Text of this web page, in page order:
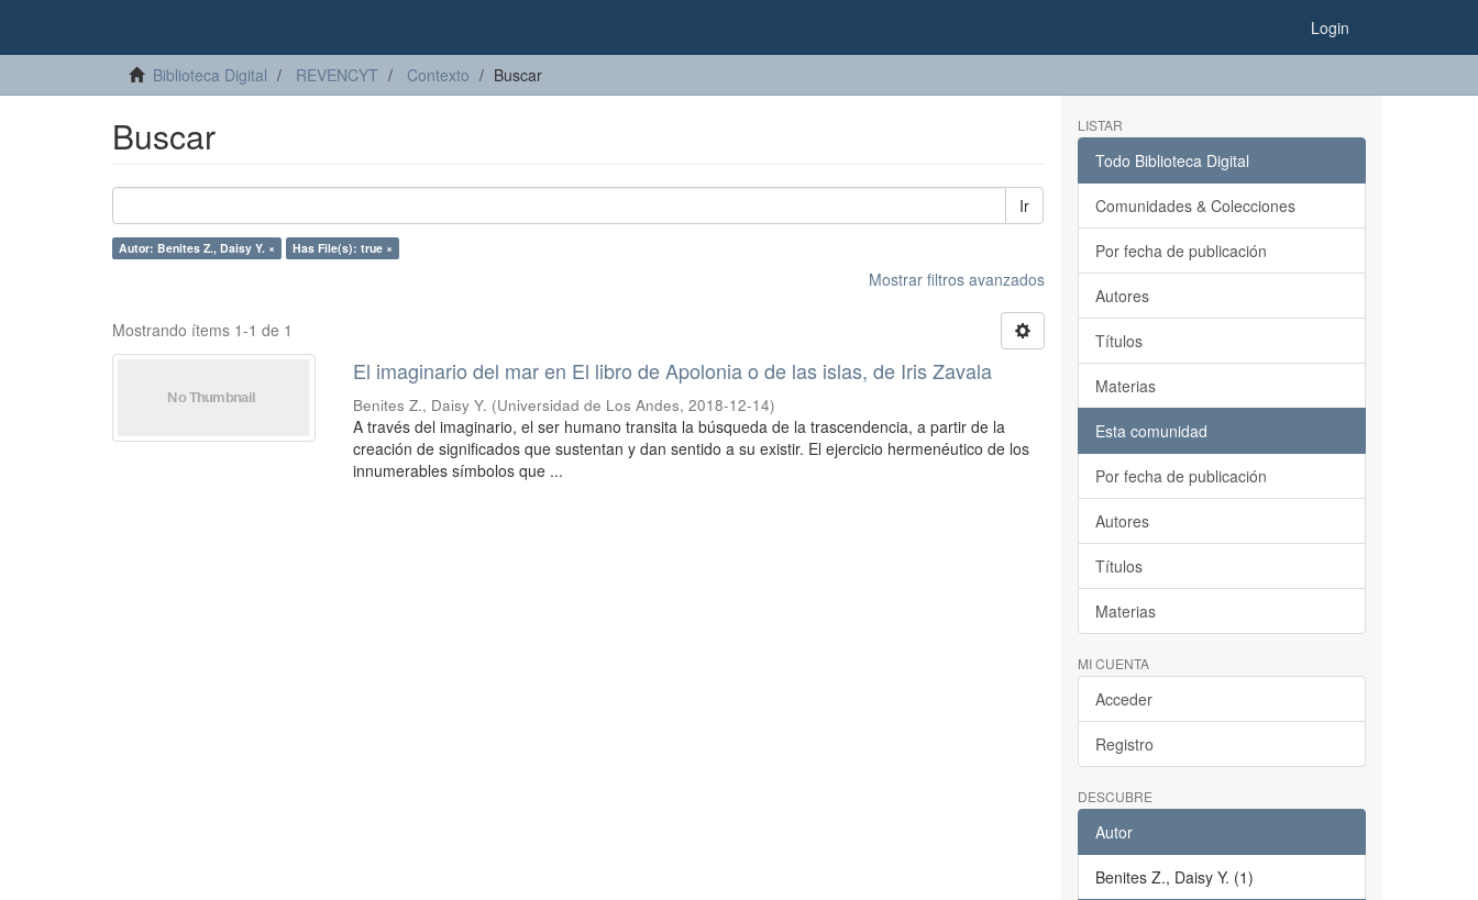
Login
Biblioteca Digital REVENCYT Contexto Buscar
Buscar
Ir
Autor: Benites Z., Daisy Y. × Has File(s): true ×
Mostrar filtros avanzados
Mostrando ítems 1-1 de 1
El imaginario del mar en El libro de Apolonia o de las islas, de Iris Zavala
Benites Z., Daisy Y. (Universidad de Los Andes,2018-12-14)
A través del imaginario, el ser humano transita la búsqueda de la trascendencia, a partir de la
creación de significados que sustentan y dan sentido a su existir. El ejercicio hermenéutico de los
innumerables símbolos que ...
LISTAR
Todo Biblioteca Digital
Comunidades & Colecciones
Por fecha de publicación
Autores
Títulos
Materias
Esta comunidad
Por fecha de publicación
Autores
Títulos
Materias
MI CUENTA
Acceder
Registro
DESCUBRE
Autor
Benites Z., Daisy Y. (1)